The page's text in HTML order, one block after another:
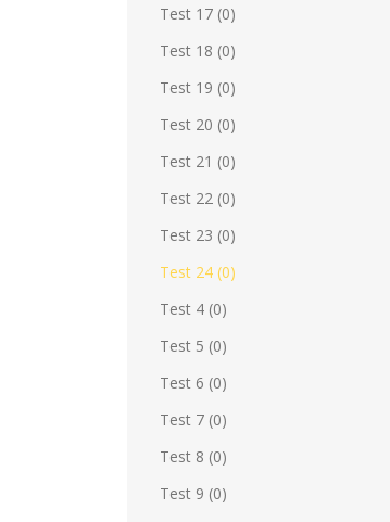
Test 17 (0)
Test 18 (0)
Test 19 (0)
Test 20 (0)
Test 21 (0)
Test 22 (0)
Test 23 (0)
Test 24 (0)
Test 4 (0)
Test 5 (0)
Test 6 (0)
Test 7 (0)
Test 8 (0)
Test 9 (0)